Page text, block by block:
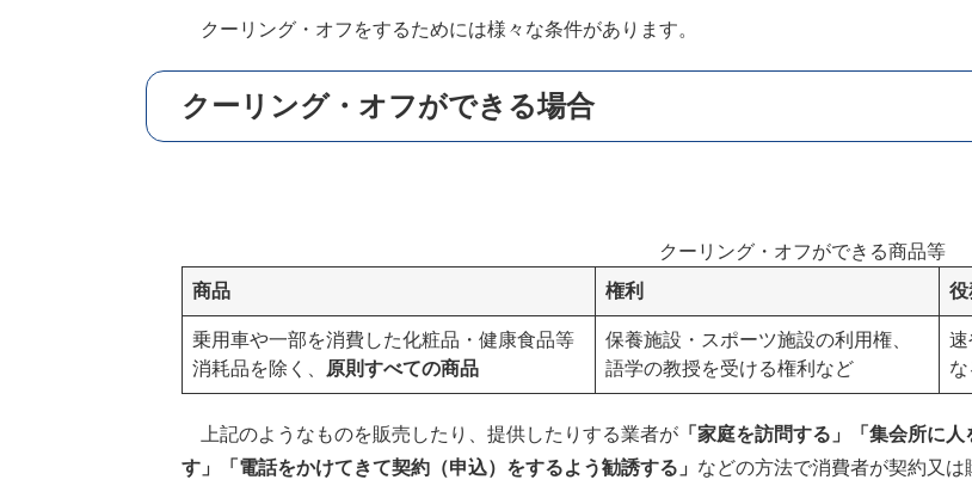
クーリング・オフをするためには様々な条件があります。
クーリング・オフができる場合
クーリング・オフができる商品等
商品
権利 役
乗用車や一部を消費した化粧品・健康食品等
消耗品を除く、
原則すべての商品
保養施設・スポーツ施設の利用権、
語学の教授を受ける権利など
速
な
上記のようなものを販売したり、提供したりする業者が 「家庭を訪問する」「集会所に
す」「電話をかけてきて契約（申込）をするよう勧誘する」 などの方法で消費者が契約又は